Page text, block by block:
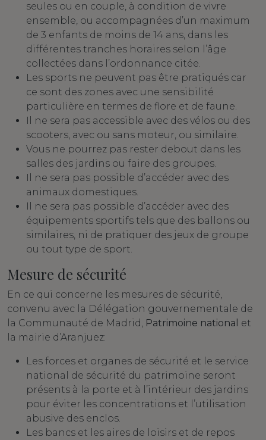
seules ou en couple, à condition de vivre
ensemble, ou accompagnées d’un maximum
de 3 enfants de moins de 14 ans, dans les
différentes tranches horaires selon l’âge
collectées dans l’ordonnance citée.
Les sports ne peuvent pas être pratiqués car
ce sont des zones avec une sensibilité
particulière en termes de flore et de faune.
Il ne sera pas accessible avec des vélos ou des
scooters, avec ou sans moteur, ou similaire.
Vous ne pourrez pas rester debout dans les
salles des jardins ou faire des groupes.
Il ne sera pas possible d’accéder avec des
animaux domestiques.
Il ne sera pas possible d’accéder avec des
équipements sportifs tels que des ballons ou
similaires, ni de pratiquer des jeux de groupe
ou tout type de sport.
Mesure de sécurité
En ce qui concerne les mesures de sécurité,
convenu avec la Délégation gouvernementale de
la Communauté de Madrid, Patrimoine national et
la mairie d’Aranjuez:
Les forces et organes de sécurité et le service
national de sécurité du patrimoine seront
présents à la porte et à l’intérieur des jardins
pour éviter les concentrations et l’utilisation
abusive des enclos.
Les bancs et les aires de loisirs et de repos